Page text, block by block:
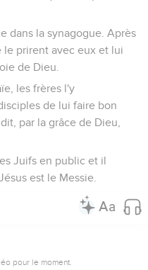
dans la synagogue. Après
le prirent avec eux et lui
de Dieu.
les frères l'y
de lui faire bon
par la grâce de Dieu,
Juifs en public et il
est le Messie.
pour le moment.